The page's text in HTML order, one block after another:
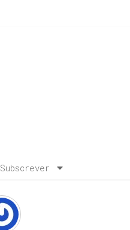
Subscrever